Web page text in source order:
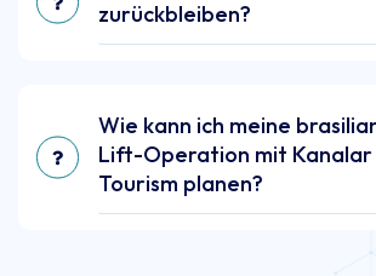
zurückbleiben?
Wie kann ich meine
Lift-Operation mit Kanalar
Tourism planen?